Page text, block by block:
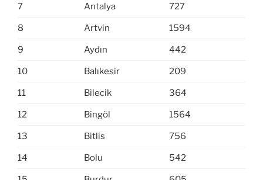
7 Antalya 727
8 Artvin 1594
9 Aydın 442
10 Balıkesir 209
11 Bilecik 364
12 Bingöl 1564
13 Bitlis 756
14 Bolu 542